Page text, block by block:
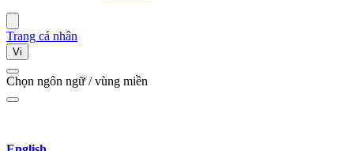
Trang cá nhân
Vi
Chọn ngôn ngữ / vùng miền